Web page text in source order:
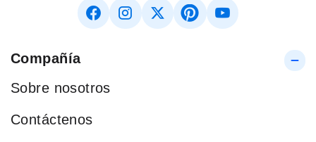
Compañía
Sobre nosotros
Contáctenos